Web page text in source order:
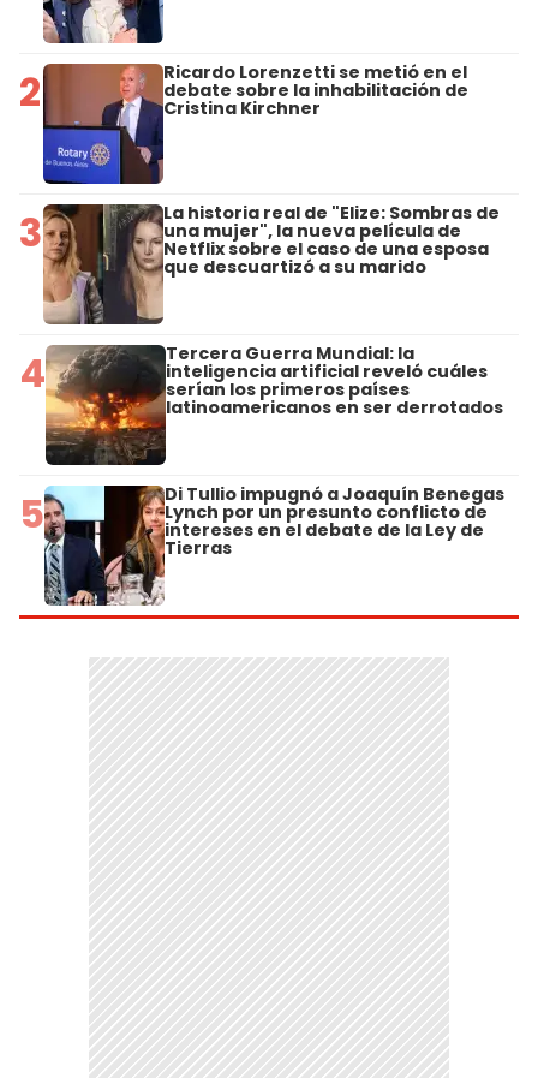
2 Ricardo Lorenzetti se metió en el
debate sobre la inhabilitación de
Cristina Kirchner
3 La historia real de "Elize: Sombras de
una mujer", la nueva película de
Netflix sobre el caso de una esposa
que descuartizó a su marido
4 Tercera Guerra Mundial: la
inteligencia artificial reveló cuáles
serían los primeros países
latinoamericanos en ser derrotados
5 Di Tullio impugnó a Joaquín Benegas
Lynch por un presunto conflicto de
intereses en el debate de la Ley de
Tierras